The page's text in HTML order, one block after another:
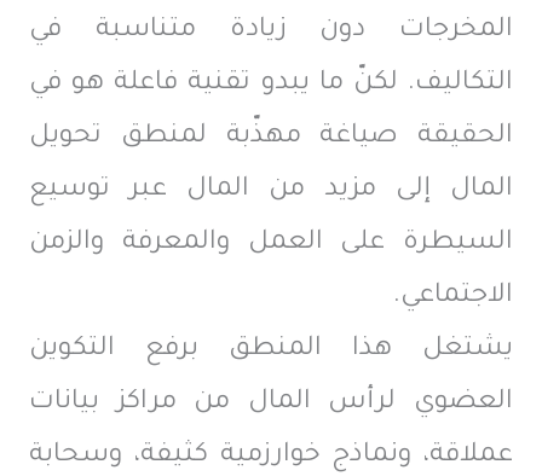
المخرجات دون زيادة متناسبة في
التكاليف. لكنّ ما يبدو تقنية فاعلة هو في
الحقيقة صياغة مهذّبة لمنطق تحويل
المال إلى مزيد من المال عبر توسيع
السيطرة على العمل والمعرفة والزمن
الاجتماعي.
يشتغل هذا المنطق برفع التكوين
العضوي لرأس المال من مراكز بيانات
عملاقة، ونماذج خوارزمية كثيفة، وسحابة